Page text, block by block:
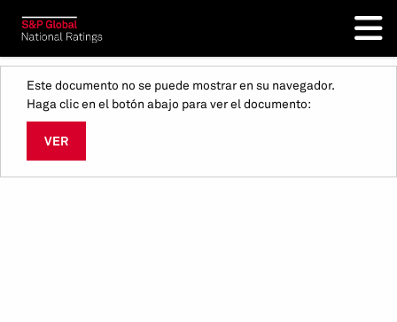
Este documento no se puede mostrar en su navegador.
Haga clic en el botón abajo para ver el documento:
VER